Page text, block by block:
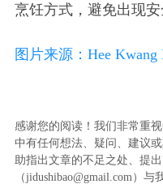
烹饪方式，避免出现安
图片来源： Hee Kwang
感谢您的阅读！我们非常重
中有任何想法、疑问、建议
助指出文章的不足之处、提
（jidushibao@gmail.com）